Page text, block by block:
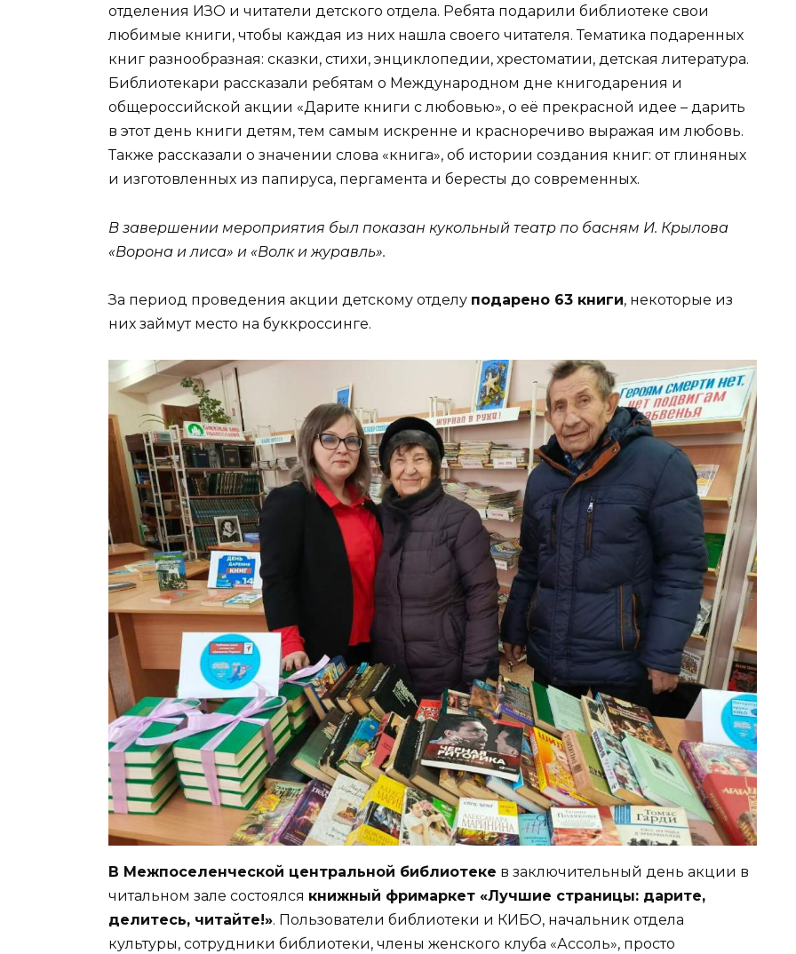
отделения ИЗО и читатели детского отдела. Ребята подарили библиотеке свои
любимые книги, чтобы каждая из них нашла своего читателя. Тематика подаренных
книг разнообразная: сказки, стихи, энциклопедии, хрестоматии, детская литература.
Библиотекари рассказали ребятам о Международном дне книгодарения и
общероссийской акции «Дарите книги с любовью», о её прекрасной идее – дарить
в этот день книги детям, тем самым искренне и красноречиво выражая им любовь.
Также рассказали о значении слова «книга», об истории создания книг: от глиняных
и изготовленных из папируса, пергамента и бересты до современных.
В завершении мероприятия был показан кукольный театр по басням И. Крылова
«Ворона и лиса» и «Волк и журавль».
За период проведения акции детскому отделу подарено 63 книги, некоторые из
них займут место на буккроссинге.
В Межпоселенческой центральной библиотеке в заключительный день акции в
читальном зале состоялся книжный фримаркет «Лучшие страницы: дарите,
делитесь, читайте!». Пользователи библиотеки и КИБО, начальник отдела
культуры, сотрудники библиотеки, члены женского клуба «Ассоль», просто